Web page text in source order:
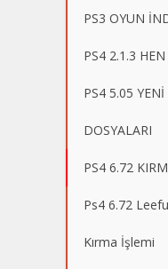
PS3 OYUN
PS4 2.1.3
PS4 5.05
DOSYALARI
PS4 6.72
Ps4 6.72
Kırma İşlemi